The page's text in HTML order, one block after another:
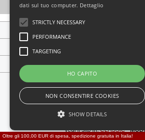
Contattaci
Diritto di recesso
Vedi il sito in: -
Oltre gli 100,00 EUR di spesa, spedizione gratuita in Italia!
dati sul tuo computer. Dettaglio
STRICTLY NECESSARY
PERFORMANCE
TARGETING
HO CAPITO
NON CONSENTIRE COOKIES
SHOW DETAILS